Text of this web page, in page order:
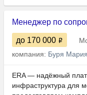
Менеджер по
до 170 000
компания: Буря
ERA — надёжный
инфраструктура для